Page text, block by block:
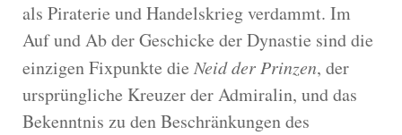
als Piraterie und Handelskrieg verdammt. Im
Auf und Ab der Geschicke der Dynastie sind die
einzigen Fixpunkte die Neid der Prinzen, der
ursprüngliche Kreuzer der Admiralin, und das
Bekenntnis zu den Beschränkungen des